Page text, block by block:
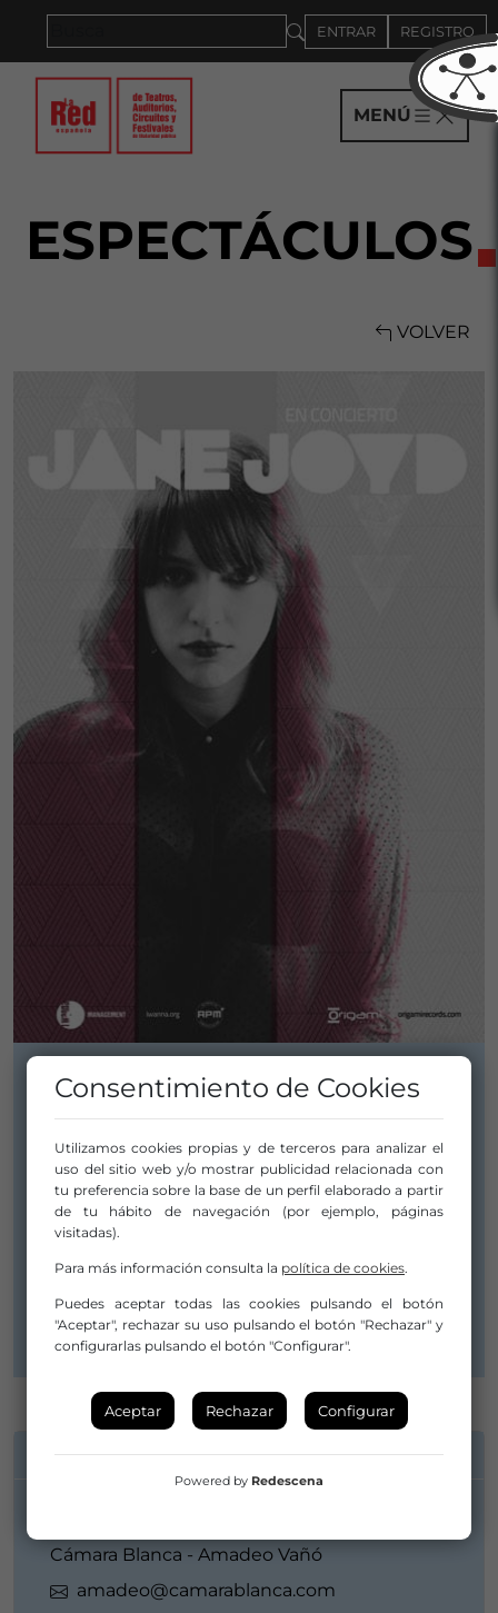
ENTRAR REGISTRO
MENÚ
ESPECTÁCULOS
VOLVER
MÚSICA
Jane Joyd
Estilo:
Cámara Blanca - Amadeo Vañó
INFORMACIÓN DE CONTACTO
Cámara Blanca - Amadeo Vañó
amadeo@camarablanca.com
Consentimiento de Cookies
Utilizamos cookies propias y de terceros para analizar el
uso del sitio web y/o mostrar publicidad relacionada con
tu preferencia sobre la base de un perfil elaborado a partir
de tu hábito de navegación (por ejemplo, páginas
visitadas).
Para más información consulta la política de cookies.
Puedes aceptar todas las cookies pulsando el botón
"Aceptar", rechazar su uso pulsando el botón "Rechazar" y
configurarlas pulsando el botón "Configurar".
Aceptar Rechazar Configurar
Powered by Redescena